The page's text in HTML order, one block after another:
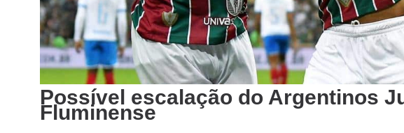
Possível escalação do Argentinos
Fluminense